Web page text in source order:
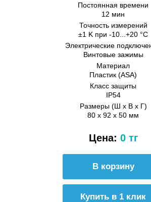
Постоянная времени
12 мин
Точность измерений
±1 K при -10...+20 °C
Электрические
Винтовые зажимы
Материал
Пластик (ASA)
Класс защиты
IP54
Размеры (Ш х В х Г)
80 x 92 x 50 мм
Цена: 0 тг
Купить в 1 клик